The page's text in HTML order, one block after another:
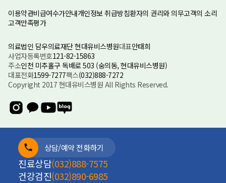
이용약관비급여수가안내개인정보 취급방침환자의 권리와 의무고객의 소리
고객만족평가
의료법인 담우의료재단 현대유비스병원대표안태희
사업자등록번호121-82-15863
주소인천 미추홀구 독배로 503 (숭의동, 현대유비스병원)
대표전화1599-7277팩스(032)888-7272
Copyright 2017 현대유비스병원 All Rights Reserved.
상담/예약 전화하기
진료상담(032)888-7575
건강검진(032)890-6985